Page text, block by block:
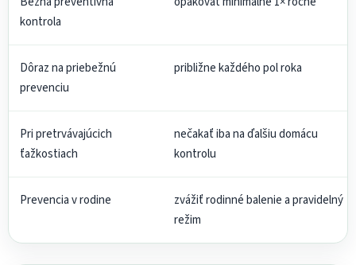
kontrola
Dôraz na priebežnú
prevenciu
približne každého pol roka
Pri pretrvávajúcich
ťažkostiach
nečakať iba na ďalšiu domácu
kontrolu
Prevencia v rodine
zvážiť rodinné balenie a pravidelný
režim